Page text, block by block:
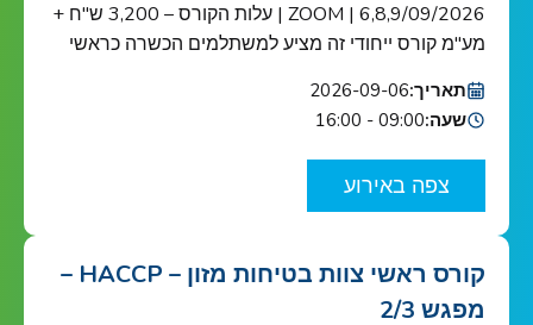
6,8,9/09/2026 | ZOOM | עלות הקורס – 3,200 ש"ח +
מע"מ קורס ייחודי זה מציע למשתלמים הכשרה כראשי
22000 הקורס מוכר ע"י האיגוד הישראלי לאיכות הקורס
מיועד לאנשי מפתח בתחום בטיחות המזון בארגונים
העוסקים בשרשרת אספקת המזון: מגדלי תוצרת
חקלאית, בתי אריזה, מפעלי עיבוד וייצור מזון ומשקאות,
תאריך:2026-09-06
שעה:09:00 - 16:00
צפה באירוע
קורס ראשי צוות בטיחות מזון – HACCP –
מפגש 2/3